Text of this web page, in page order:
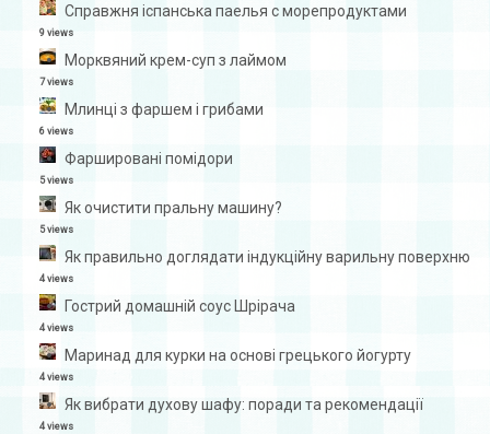
Справжня іспанська паелья с морепродуктами
9 views
Морквяний крем-суп з лаймом
7 views
Млинці з фаршем і грибами
6 views
Фаршировані помідори
5 views
Як очистити пральну машину?
5 views
Як правильно доглядати індукційну варильну поверхню
4 views
Гострий домашній соус Шрірача
4 views
Маринад для курки на основі грецького йогурту
4 views
Як вибрати духову шафу: поради та рекомендації
4 views